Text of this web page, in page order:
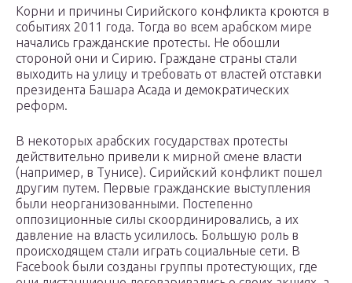
Корни и причины Сирийского конфликта кроются в
событиях 2011 года. Тогда во всем арабском мире
начались гражданские протесты. Не обошли
стороной они и Сирию. Граждане страны стали
выходить на улицу и требовать от властей отставки
президента Башара Асада и демократических
реформ.
В некоторых арабских государствах протесты
действительно привели к мирной смене власти
(например, в Тунисе). Сирийский конфликт пошел
другим путем. Первые гражданские выступления
были неорганизованными. Постепенно
оппозиционные силы скоординировались, а их
давление на власть усилилось. Большую роль в
происходящем стали играть социальные сети. В
Facebook были созданы группы протестующих, где